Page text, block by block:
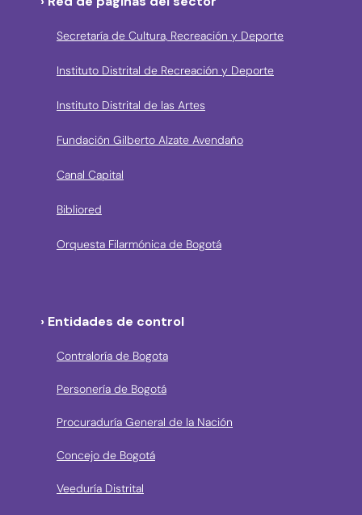
Secretaría de Cultura, Recreación y Deporte
Instituto Distrital de Recreación y Deporte
Instituto Distrital de las Artes
Fundación Gilberto Alzate Avendaño
Canal Capital
Bibliored
Orquesta Filarmónica de Bogotá
› Entidades de control
Contraloría de Bogota
Personería de Bogotá
Procuraduría General de la Nación
Concejo de Bogotá
Veeduría Distrital